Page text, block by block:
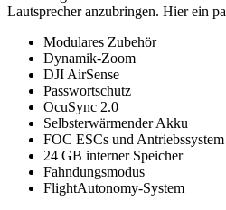
Lautsprecher anzubringen. Hier ein
Modulares Zubehör
Dynamik-Zoom
DJI AirSense
Passwortschutz
OcuSync 2.0
Selbsterwärmender Akku
FOC ESCs und Antriebssystem
24 GB interner Speicher
Fahndungsmodus
FlightAutonomy-System